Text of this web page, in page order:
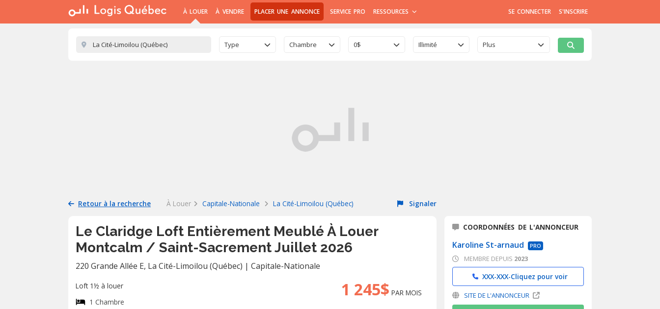
À LOUER À VENDRE PLACER UNE ANNONCE SERVICE PRO RESSOURCES SE CONNECTER S'INSCRIRE
Type Chambre 0$ Illimité Plus
Retour à la recherche À Louer Capitale-Nationale La Cité-Limoilou (Québec) Signaler
Le Claridge Loft Entièrement Meublé À Louer
Montcalm / Saint-Sacrement Juillet 2026
220 Grande Allée E, La Cité-Limoilou (Québec) | Capitale-Nationale
1 245$ PAR MOIS
Loft 1½ à louer
1 Chambre
COORDONNÉES DE L'ANNONCEUR
Karoline St-arnaud PRO
MEMBRE DEPUIS 2023
XXX-XXX-Cliquez pour voir
SITE DE L'ANNONCEUR